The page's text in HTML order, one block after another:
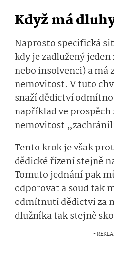
Když má
Naprosto specifická
kdy je zadlužený
nebo insolvenci) a má
nemovitost. V tuto
snaží dědictví
například ve prospěch
nemovitost
Tento krok je však
dědické řízení stejně
Tomuto jednání pak
odporovat a soud tak
odmítnutí dědictví za
dlužníka tak stejně